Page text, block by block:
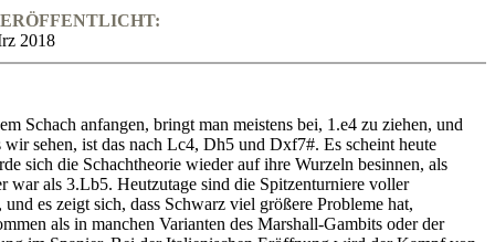
2018
Schach anfangen, bringt man meistens bei, 1.e4 zu ziehen, und
wir sehen, ist das nach Lc4, Dh5 und Dxf7#. Es scheint heute
sich die Schachtheorie wieder auf ihre Wurzeln besinnen, als
war als 3.Lb5. Heutzutage sind die Spitzenturniere voller
es zeigt sich, dass Schwarz viel größere Probleme hat,
als in manchen Varianten des Marshall-Gambits oder der